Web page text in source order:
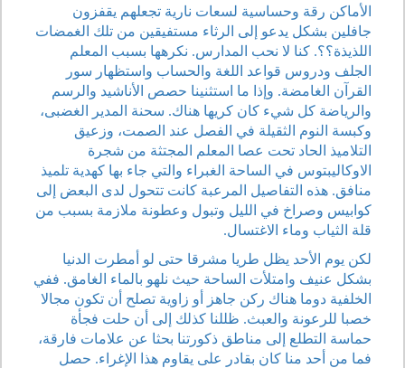
الأماكن رقة وحساسية لسعات نارية تجعلهم يقفزون
جافلين بشكل يدعو إلى الرثاء مستفيقين من تلك الغمضات
اللذيذة؟؟. كنا لا نحب المدارس. نكرهها بسبب المعلم
الجلف ودروس قواعد اللغة والحساب واستظهار سور
القرآن الغامضة. وإذا ما استثنينا حصص الأناشيد والرسم
والرياضة كل شيء كان كريها هناك. سحنة المدير الغضبى،
وكبسة النوم الثقيلة في الفصل عند الصمت، وزعيق
التلاميذ الحاد تحت عصا المعلم المجتثة من شجرة
الاوكاليبتوس في الساحة الغبراء والتي جاء بها كهدية تلميذ
منافق. هذه التفاصيل المرعبة كانت تتحول لدى البعض إلى
كوابيس وصراخ في الليل وتبول وعطونة ملازمة بسبب من
قلة الثياب وماء الاغتسال.
لكن يوم الأحد يظل طريا مشرقا حتى لو أمطرت الدنيا
بشكل عنيف وامتلأت الساحة حيث نلهو بالماء الغامق. ففي
الخلفية دوما هناك ركن جاهز أو زاوية تصلح أن تكون مجالا
خصبا للرعونة والعبث. ظللنا كذلك إلى أن حلت فجأة
حماسة التطلع إلى مناطق ذكورتنا بحثا عن علامات فارقة،
فما من أحد منا كان بقادر على يقاوم هذا الإغراء. حصل